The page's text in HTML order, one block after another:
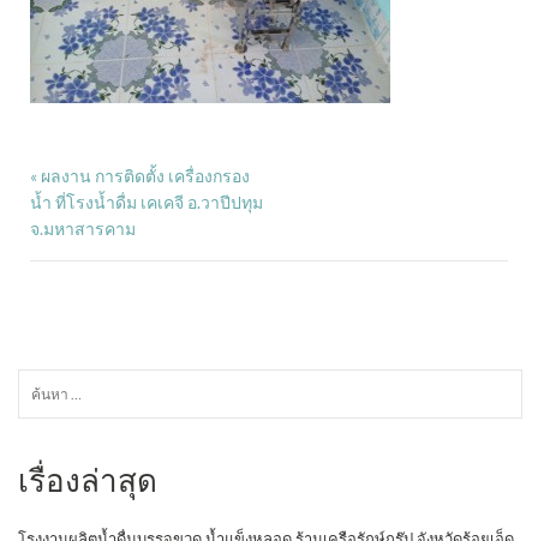
« ผลงาน การติดตั้ง เครื่องกรอง
น้ำ ที่โรงน้ำดื่ม เคเคจี อ.วาปีปทุม
จ.มหาสารคาม
เรื่องล่าสุด